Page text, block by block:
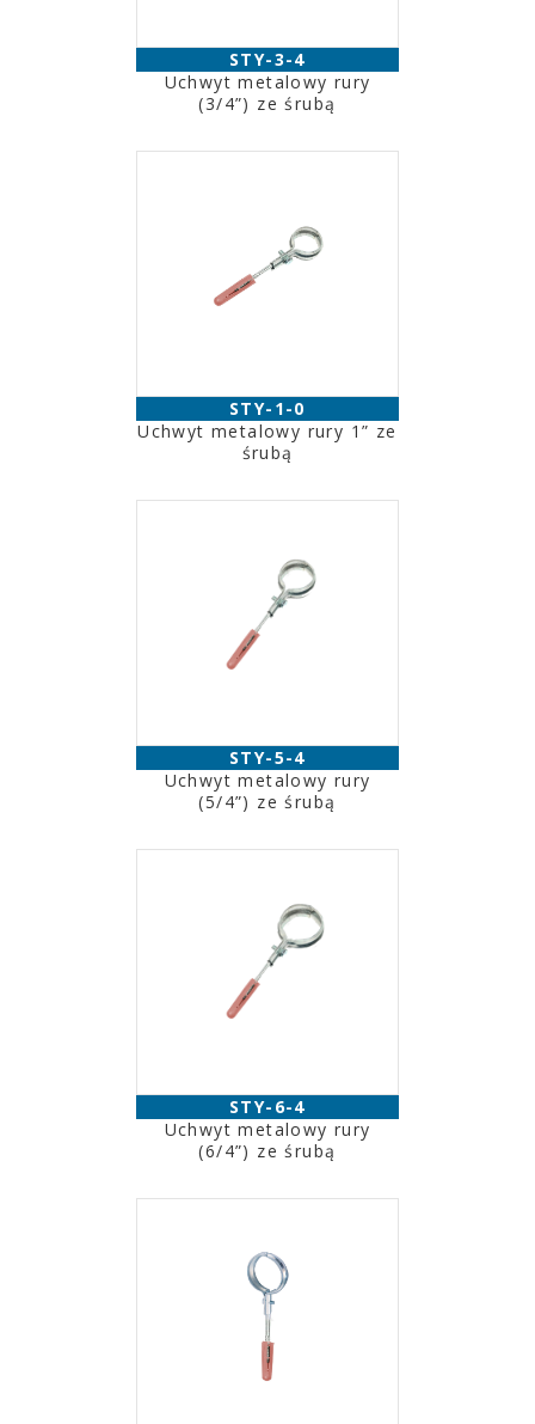
STY-3-4
Uchwyt metalowy rury
(3/4”) ze śrubą
STY-1-0
Uchwyt metalowy rury 1” ze
śrubą
STY-5-4
Uchwyt metalowy rury
(5/4”) ze śrubą
STY-6-4
Uchwyt metalowy rury
(6/4”) ze śrubą